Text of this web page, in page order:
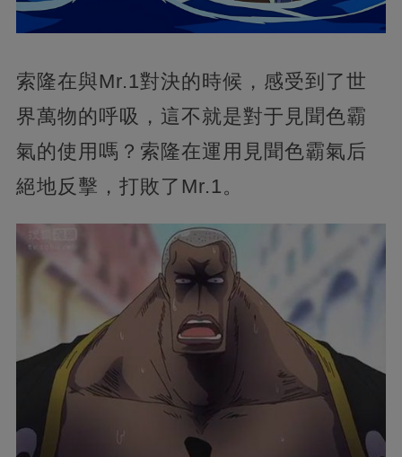
索隆在與Mr.1對決的時候，感受到了世
界萬物的呼吸，這不就是對于見聞色霸
氣的使用嗎？索隆在運用見聞色霸氣后
絕地反擊，打敗了Mr.1。